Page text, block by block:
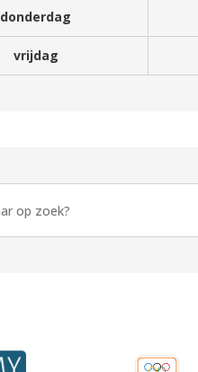
donderdag
vrijdag